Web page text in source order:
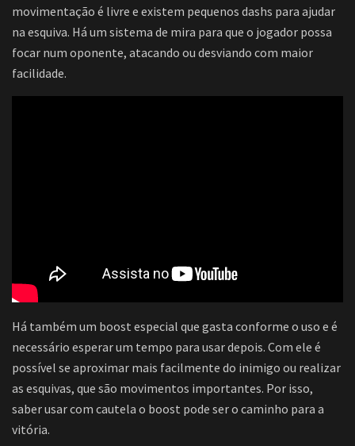
movimentação é livre e existem pequenos dashs para ajudar
na esquiva. Há um sistema de mira para que o jogador possa
focar num oponente, atacando ou desviando com maior
facilidade.
Há também um boost especial que gasta conforme o uso e é
necessário esperar um tempo para usar depois. Com ele é
possível se aproximar mais facilmente do inimigo ou realizar
as esquivas, que são movimentos importantes. Por isso,
saber usar com cautela o boost pode ser o caminho para a
vitória.